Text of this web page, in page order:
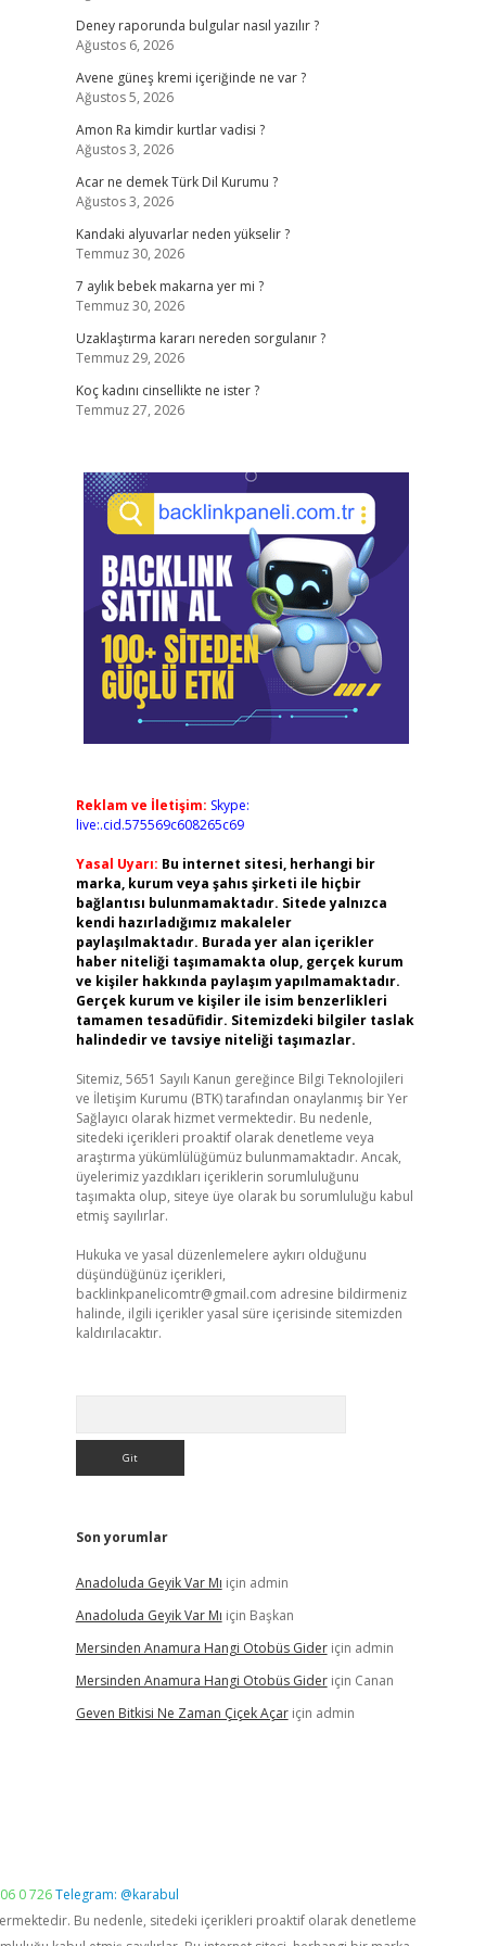
Deney raporunda bulgular nasıl yazılır ?
Ağustos 6, 2026
Avene güneş kremi içeriğinde ne var ?
Ağustos 5, 2026
Amon Ra kimdir kurtlar vadisi ?
Ağustos 3, 2026
Acar ne demek Türk Dil Kurumu ?
Ağustos 3, 2026
Kandaki alyuvarlar neden yükselir ?
Temmuz 30, 2026
7 aylık bebek makarna yer mi ?
Temmuz 30, 2026
Uzaklaştırma kararı nereden sorgulanır ?
Temmuz 29, 2026
Koç kadını cinsellikte ne ister ?
Temmuz 27, 2026
Reklam ve İletişim: Skype:
live:.cid.575569c608265c69
Yasal Uyarı: Bu internet sitesi, herhangi bir
marka, kurum veya şahıs şirketi ile hiçbir
bağlantısı bulunmamaktadır. Sitede yalnızca
kendi hazırladığımız makaleler
paylaşılmaktadır. Burada yer alan içerikler
haber niteliği taşımamakta olup, gerçek kurum
ve kişiler hakkında paylaşım yapılmamaktadır.
Gerçek kurum ve kişiler ile isim benzerlikleri
tamamen tesadüfidir. Sitemizdeki bilgiler taslak
halindedir ve tavsiye niteliği taşımazlar.
Sitemiz, 5651 Sayılı Kanun gereğince Bilgi Teknolojileri
ve İletişim Kurumu (BTK) tarafından onaylanmış bir Yer
Sağlayıcı olarak hizmet vermektedir. Bu nedenle,
sitedeki içerikleri proaktif olarak denetleme veya
araştırma yükümlülüğümüz bulunmamaktadır. Ancak,
üyelerimiz yazdıkları içeriklerin sorumluluğunu
taşımakta olup, siteye üye olarak bu sorumluluğu kabul
etmiş sayılırlar.
Hukuka ve yasal düzenlemelere aykırı olduğunu
düşündüğünüz içerikleri,
backlinkpanelicomtr@gmail.com adresine bildirmeniz
halinde, ilgili içerikler yasal süre içerisinde sitemizden
kaldırılacaktır.
Son yorumlar
Anadoluda Geyik Var Mı için admin
Anadoluda Geyik Var Mı için Başkan
Mersinden Anamura Hangi Otobüs Gideriçin admin
Mersinden Anamura Hangi Otobüs Gideriçin Canan
Geven Bitkisi Ne Zaman Çiçek Açariçin admin
0 726Telegram: @karabul
Bu nedenle, sitedeki içerikleri proaktif olarak denetleme